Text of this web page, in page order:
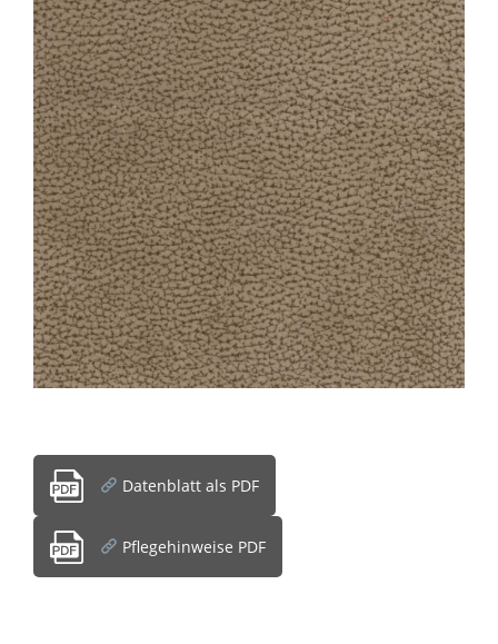
Datenblatt als PDF
Pflegehinweise PDF